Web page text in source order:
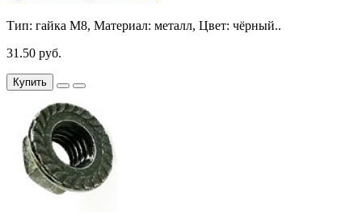
Тип: гайка М8, Материал: металл, Цвет: чёрный..
31.50 руб.
Купить